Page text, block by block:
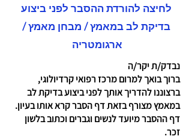
לחיצה להורדת ההסבר לפני ביצוע
בדיקת לב במאמץ / מבחן מאמץ /
ארגומטריה
נבדק/ת יקר/ה
ברוך בואך למרום מרכז רפואי קרדיולוגי,
ברצוננו להדריך אותך לפני ביצוע בדיקת לב
במאמץ מצורף בזאת דף הסבר קרא אותו בעיון.
דף ההסבר מיועד לנשים וגברים וכתוב בלשון
זכר.